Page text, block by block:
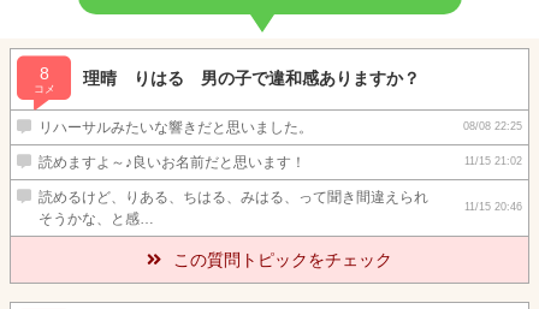
8
コメ
理晴 りはる 男の子で違和感ありますか？
リハーサルみたいな響きだと思いました。 08/08 22:25
読めますよ～♪良いお名前だと思います！ 11/15 21:02
読めるけど、りある、ちはる、みはる、って聞き間違えられ
そうかな、と感…
11/15 20:46
この質問トピックをチェック